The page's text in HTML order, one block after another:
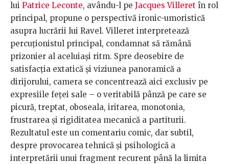
lui Patrice Leconte, avându-l pe Jacques Villeret în rol
principal, propune o perspectivă ironic-umoristică
asupra lucrării lui Ravel. Villeret interpretează
percuționistul principal, condamnat să rămână
prizonier al aceluiași ritm. Spre deosebire de
satisfacția extatică și viziunea panoramică a
dirijorului, camera se concentrează aici exclusiv pe
expresiile feței sale – o veritabilă pânză pe care se
picură, treptat, oboseala, iritarea, monotonia,
frustrarea și rigiditatea mecanică a partiturii.
Rezultatul este un comentariu comic, dar subtil,
despre provocarea tehnică și psihologică a
interpretării unui fragment recurent până la limita